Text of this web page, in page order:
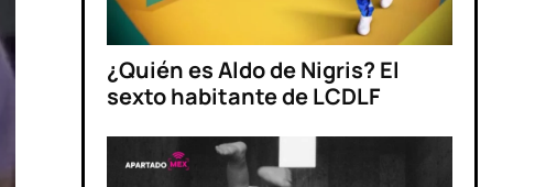
¿Quién es Aldo de Nigris? El
sexto habitante de LCDLF